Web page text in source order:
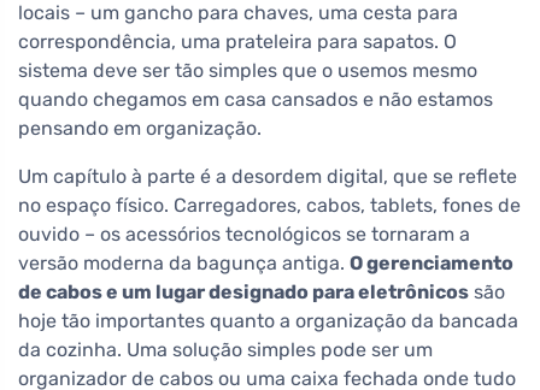
locais – um gancho para chaves, uma cesta para
correspondência, uma prateleira para sapatos. O
sistema deve ser tão simples que o usemos mesmo
quando chegamos em casa cansados e não estamos
pensando em organização.
Um capítulo à parte é a desordem digital, que se reflete
no espaço físico. Carregadores, cabos, tablets, fones de
ouvido – os acessórios tecnológicos se tornaram a
versão moderna da bagunça antiga. O gerenciamento
de cabos e um lugar designado para eletrônicos são
hoje tão importantes quanto a organização da bancada
da cozinha. Uma solução simples pode ser um
organizador de cabos ou uma caixa fechada onde tudo